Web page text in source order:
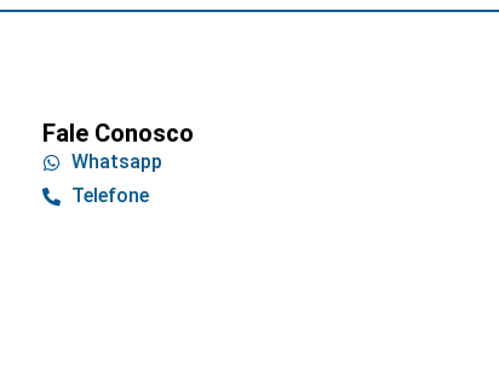
Fale Conosco
Whatsapp
Telefone